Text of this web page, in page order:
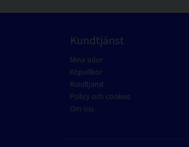
Kundtjänst
Mina sidor
Köpvillkor
Kundtjänst
Policy och cookies
Om oss